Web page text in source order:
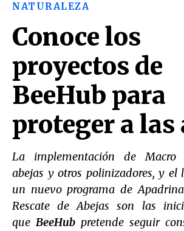
NATURALEZA
Conoce los
proyectos de
BeeHub para
proteger a las
La implementación de Macro
abejas y otros polinizadores, y el
un nuevo programa de
Rescate de Abejas son las
que BeeHub pretende seguir